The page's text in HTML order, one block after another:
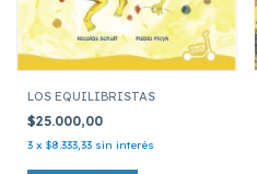
LOS EQUILIBRISTAS
$25.000,00
3 x $8.333,33 sin interés